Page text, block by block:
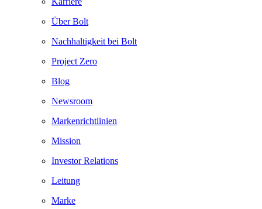
Über Bolt
Nachhaltigkeit bei Bolt
Project Zero
Blog
Newsroom
Markenrichtlinien
Mission
Investor Relations
Leitung
Marke